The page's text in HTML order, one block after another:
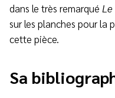
dans le très remarqué Le
sur les planches pour la
cette pièce.
Sa